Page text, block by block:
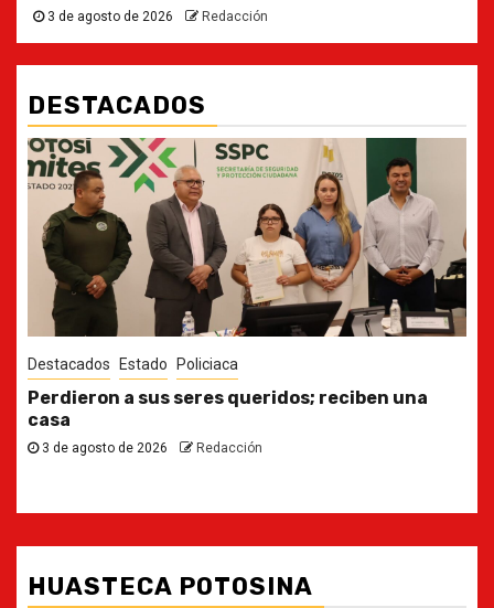
3 de agosto de 2026 Redacción
DESTACADOS
Destacados Estado
Ya casi, el quinto informe del Gobernador
30 de julio de 2026
HUASTECA POTOSINA